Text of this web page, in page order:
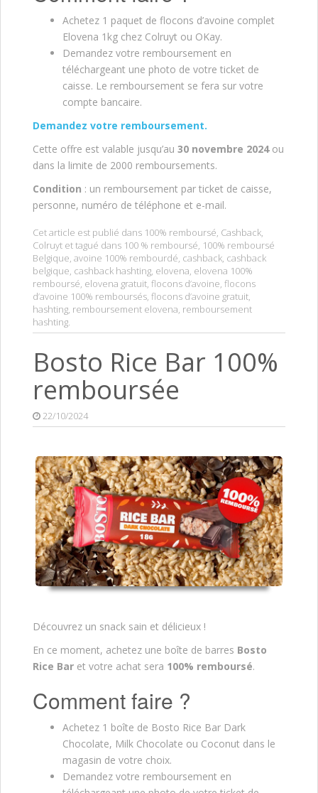
Achetez 1 paquet de flocons d’avoine complet
Elovena 1kg chez Colruyt ou OKay.
Demandez votre remboursement en
téléchargeant une photo de votre ticket de
caisse. Le remboursement se fera sur votre
compte bancaire.
Demandez votre remboursement.
Cette offre est valable jusqu’au 30 novembre 2024ou
dans la limite de 2000 remboursements.
Condition : un remboursement par ticket de caisse,
personne, numéro de téléphone et e-mail.
Cet article est publié dans 100% remboursé, Cashback,
Colruyt et tagué dans 100 % remboursé, 100% remboursé
Belgique, avoine 100% rembourdé, cashback, cashback
belgique, cashback hashting, elovena, elovena 100%
remboursé, elovena gratuit, flocons d’avoine, flocons
d’avoine 100% remboursés, flocons d’avoine gratuit,
hashting, remboursement elovena, remboursement
hashting.
Bosto Rice Bar 100%
remboursée
22/10/2024
Découvrez un snack sain et délicieux !
En ce moment, achetez une boîte de barres Bosto
Rice Bar et votre achat sera 100% remboursé.
Comment faire ?
Achetez 1 boîte de Bosto Rice Bar Dark
Chocolate, Milk Chocolate ou Coconut dans le
magasin de votre choix.
Demandez votre remboursement en